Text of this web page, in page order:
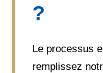
?
Le processus
remplissez